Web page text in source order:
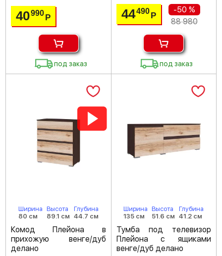
40990Р
под заказ
44490 Р
-50 %
88 980
под заказ
Ширина
80 см
Высота
89.1 см
Глубина
44.7 см
Комод Плейона в
прихожую венге/дуб
делано
Ширина
135 см
Высота
51.6 см
Глубина
41.2 см
Тумба под телевизор
Плейона с ящиками
венге/дуб делано